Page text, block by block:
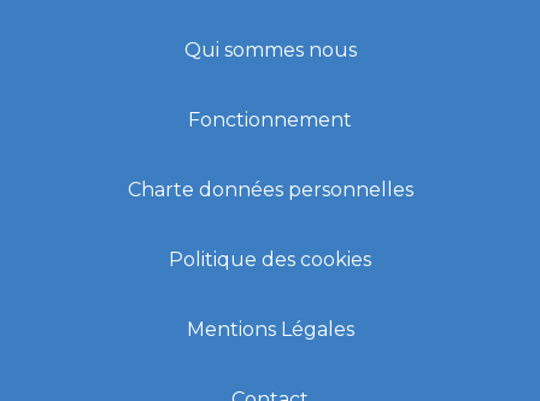
Qui sommes nous
Fonctionnement
Charte données personnelles
Politique des cookies
Mentions Légales